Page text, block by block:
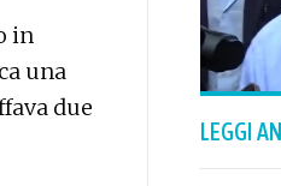
in
una
due
LEGGI